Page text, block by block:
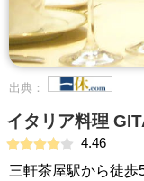
出典：
イタリア料理
4.46
三軒茶屋駅から徒歩